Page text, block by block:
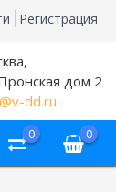
Регистрация
дом 2
dd.ru
0 0